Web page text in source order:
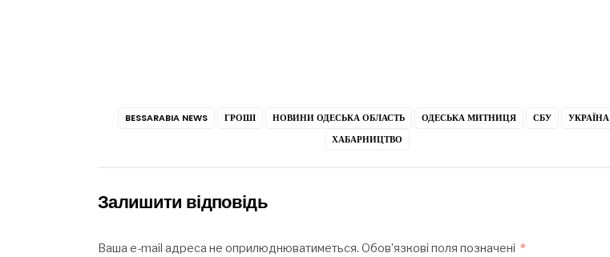
BESSARABIA NEWS ГРОШІ НОВИНИ ОДЕСЬКА ОБЛАСТЬ ОДЕСЬКА МИТНИЦЯ СБУ
УКРАЇНА
ХАБАРНИЦТВО
Залишити відповідь
Ваша e-mail адреса не оприлюднюватиметься. Обов’язкові поля позначені *